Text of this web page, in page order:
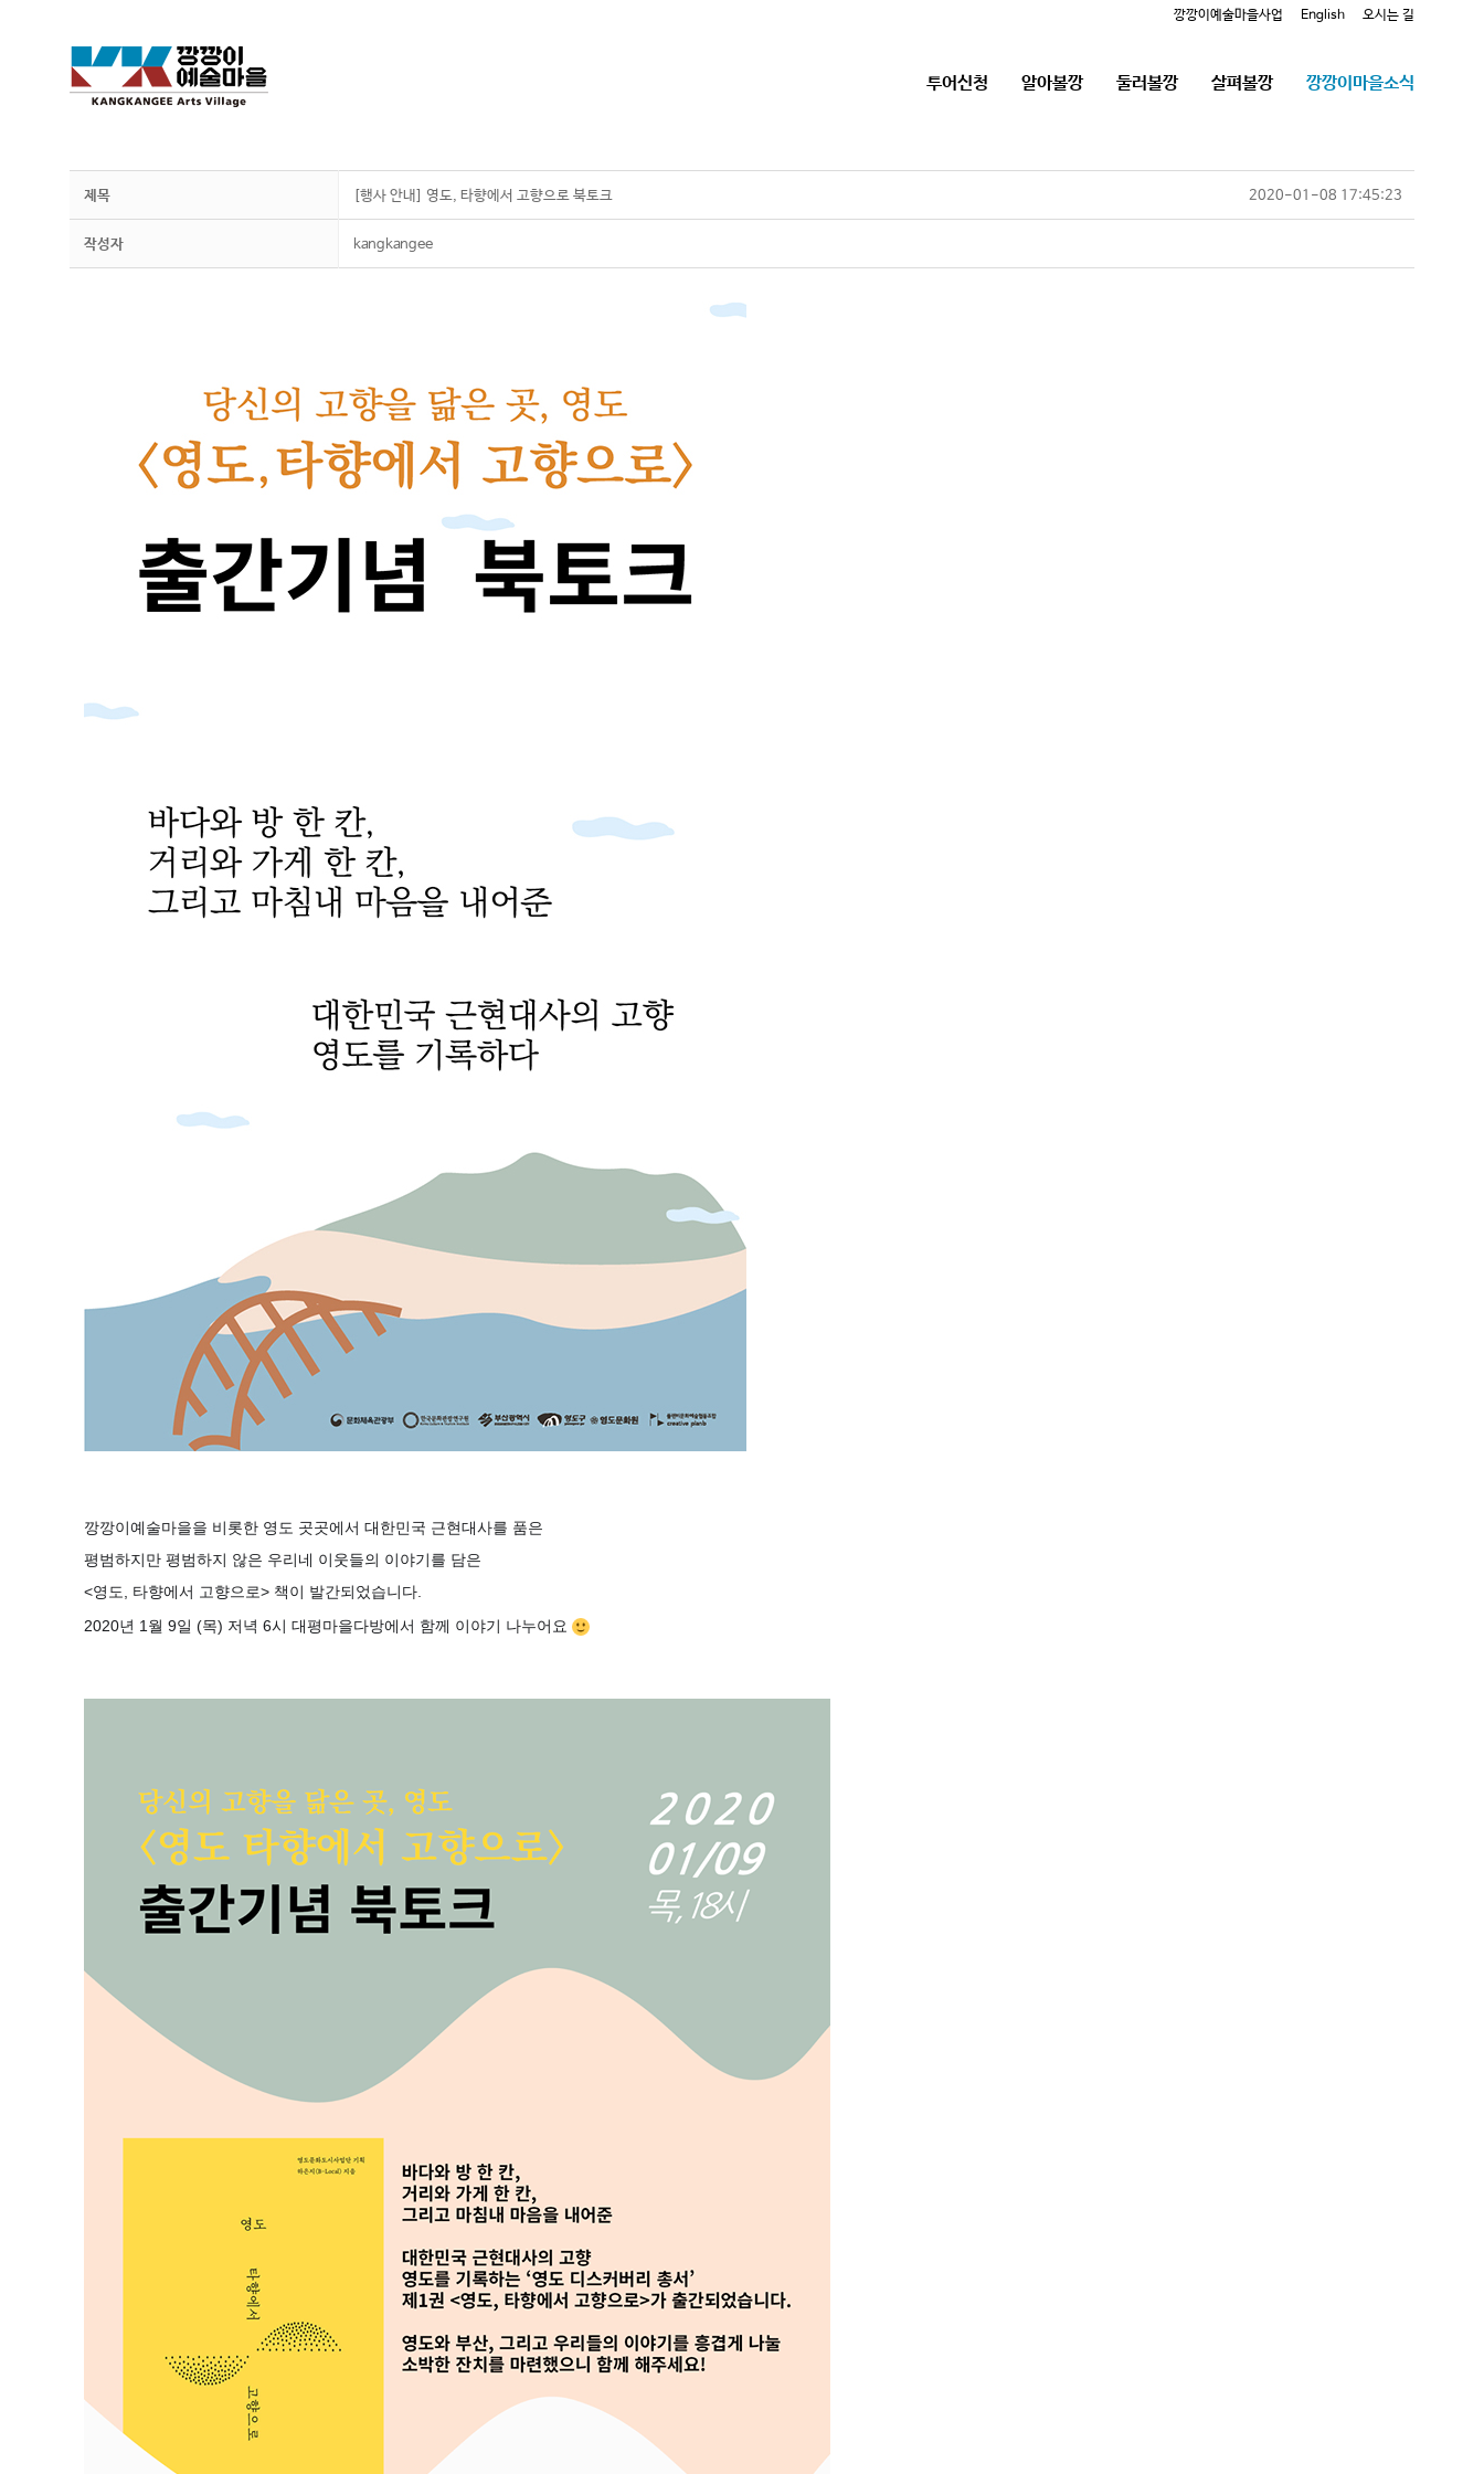
깡깡이예술마을사업 English 오시는 길
투어신청 알아볼깡 둘러볼깡 살펴볼깡 깡깡이마을소식
제목 [행사 안내] 영도, 타향에서 고향으로 북토크 2020-01-08 17:45:23
작성자 kangkangee
깡깡이예술마을을 비롯한 영도 곳곳에서 대한민국 근현대사를 품은
평범하지만 평범하지 않은 우리네 이웃들의 이야기를 담은
<영도, 타향에서 고향으로> 책이 발간되었습니다.
2020년 1월 9일 (목) 저녁 6시 대평마을다방에서 함께 이야기 나누어요